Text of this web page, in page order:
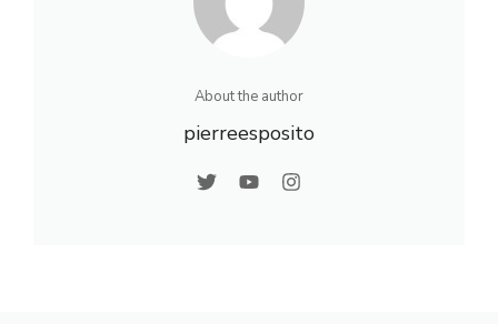
About the author
pierreesposito